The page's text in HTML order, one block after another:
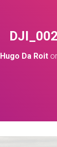
Hugo Da Roit